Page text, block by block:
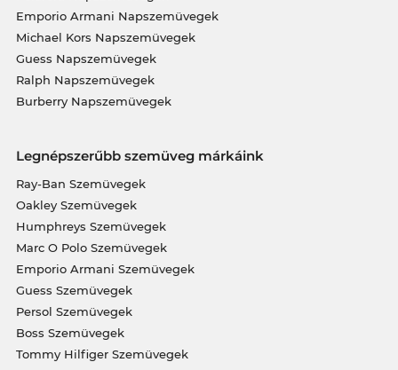
Emporio Armani Napszemüvegek
Michael Kors Napszemüvegek
Guess Napszemüvegek
Ralph Napszemüvegek
Burberry Napszemüvegek
Legnépszerűbb szemüveg márkáink
Ray-Ban Szemüvegek
Oakley Szemüvegek
Humphreys Szemüvegek
Marc O Polo Szemüvegek
Emporio Armani Szemüvegek
Guess Szemüvegek
Persol Szemüvegek
Boss Szemüvegek
Tommy Hilfiger Szemüvegek